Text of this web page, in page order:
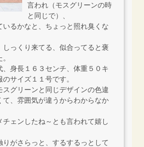
言われ（モスグリーンの時
と同じで）、
いるかなと、ちょっと照れ臭くな
しっくり来てる、似合ってると褒
、身長１６３センチ、体重５０キ
サイズ１１号です。
スグリーンと同じデザインの色違
て、雰囲気が違うからわからなか
チェンしたね～とも言われて嬉し
りがさらっと、するするっとして